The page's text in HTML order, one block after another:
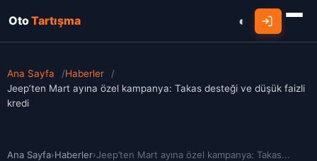
OtoTartışma
Ana Sayfa /Haberler
/
Jeep’ten Mart ayına özel kampanya: Takas desteği ve düşük faizli
kredi
Ana Sayfa›Haberler›Jeep’ten Mart ayına özel kampanya: Takas...